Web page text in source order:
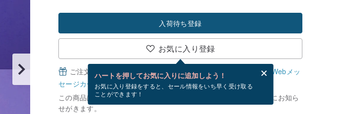
入荷待ち登録
お気に入り登録
ハートを押してお気に入りに追加しよう！
お気に入り登録をすると、セール情報をいち早く受け取る
ことができます！
ご注文完了後、無料でWebメッセージカードを作成できます。
Webメッ
セージカードとは？
この商品は現在在庫がありません。 [ 入荷待ち ] を押すと、優先的にお知ら
せがきます。